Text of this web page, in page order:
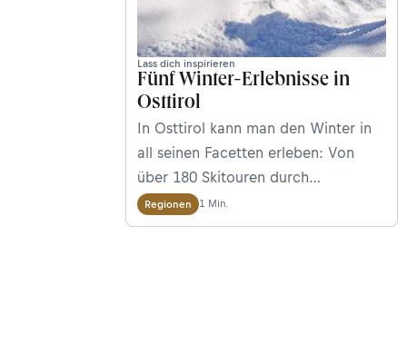
Lass dich inspirieren
Fünf Winter-Erlebnisse in
Osttirol
In Osttirol kann man den Winter in
all seinen Facetten erleben: Von
über 180 Skitouren durch
beeindruckende Berglandschaften
über idyllische Winterwanderwege
Regionen 1 Min.